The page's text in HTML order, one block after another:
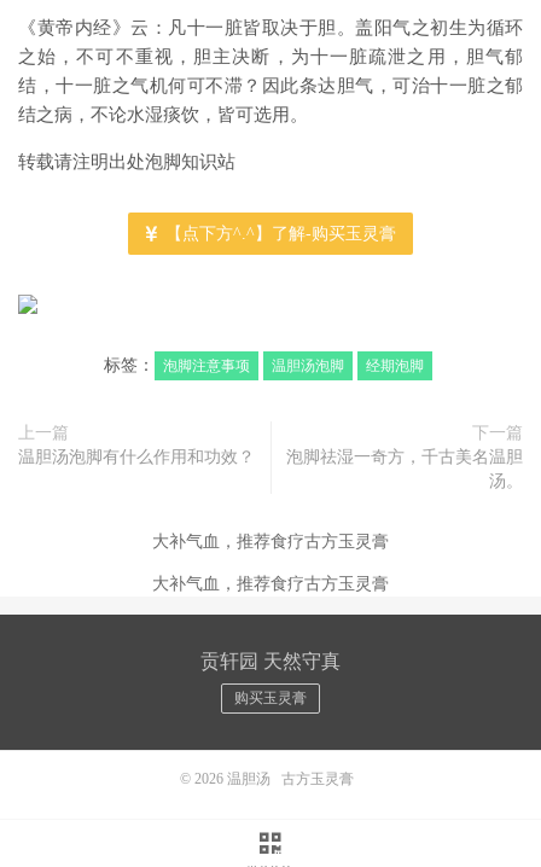
《黄帝内经》云：凡十一脏皆取决于胆。盖阳气之初生为循环
之始，不可不重视，胆主决断，为十一脏疏泄之用，胆气郁
结，十一脏之气机何可不滞？因此条达胆气，可治十一脏之郁
结之病，不论水湿痰饮，皆可选用。
转载请注明出处泡脚知识站
【点下方^.^】了解-购买玉灵膏
标签： 泡脚注意事项 温胆汤泡脚 经期泡脚
上一篇
温胆汤泡脚有什么作用和功效？
下一篇
泡脚祛湿一奇方，千古美名温胆
汤。
大补气血，推荐食疗古方玉灵膏
大补气血，推荐食疗古方玉灵膏
贡轩园 天然守真
购买玉灵膏
© 2026 温胆汤 古方玉灵膏